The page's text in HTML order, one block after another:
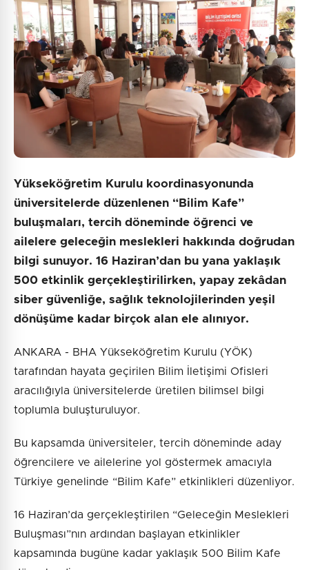
Gönder
Yükseköğretim Kurulu koordinasyonunda
üniversitelerde düzenlenen “Bilim Kafe”
buluşmaları, tercih döneminde öğrenci ve
ailelere geleceğin meslekleri hakkında doğrudan
bilgi sunuyor. 16 Haziran’dan bu yana yaklaşık
500 etkinlik gerçekleştirilirken, yapay zekâdan
siber güvenliğe, sağlık teknolojilerinden yeşil
dönüşüme kadar birçok alan ele alınıyor.
ANKARA - BHA Yükseköğretim Kurulu (YÖK)
tarafından hayata geçirilen Bilim İletişimi Ofisleri
aracılığıyla üniversitelerde üretilen bilimsel bilgi
toplumla buluşturuluyor.
Bu kapsamda üniversiteler, tercih döneminde aday
öğrencilere ve ailelerine yol göstermek amacıyla
Türkiye genelinde “Bilim Kafe” etkinlikleri düzenliyor.
16 Haziran’da gerçekleştirilen “Geleceğin Meslekleri
Buluşması”nın ardından başlayan etkinlikler
kapsamında bugüne kadar yaklaşık 500 Bilim Kafe